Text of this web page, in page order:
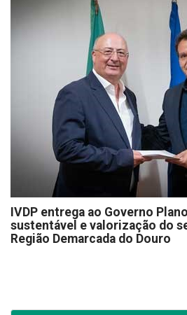
IVDP entrega ao Governo
sustentável e valorização do
Região Demarcada do Douro